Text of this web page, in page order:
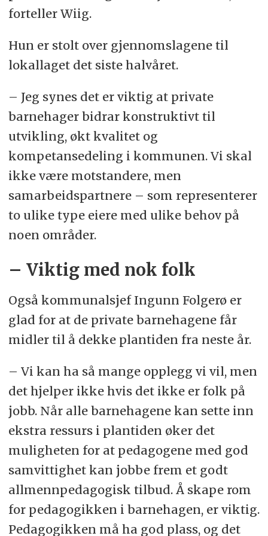
forteller Wiig.
Hun er stolt over gjennomslagene til
lokallaget det siste halvåret.
– Jeg synes det er viktig at private
barnehager bidrar konstruktivt til
utvikling, økt kvalitet og
kompetansedeling i kommunen. Vi skal
ikke være motstandere, men
samarbeidspartnere – som representerer
to ulike type eiere med ulike behov på
noen områder.
– Viktig med nok folk
Også kommunalsjef Ingunn Folgerø er
glad for at de private barnehagene får
midler til å dekke plantiden fra neste år.
– Vi kan ha så mange opplegg vi vil, men
det hjelper ikke hvis det ikke er folk på
jobb. Når alle barnehagene kan sette inn
ekstra ressurs i plantiden øker det
muligheten for at pedagogene med god
samvittighet kan jobbe frem et godt
allmennpedagogisk tilbud. Å skape rom
for pedagogikken i barnehagen, er viktig.
Pedagogikken må ha god plass, og det